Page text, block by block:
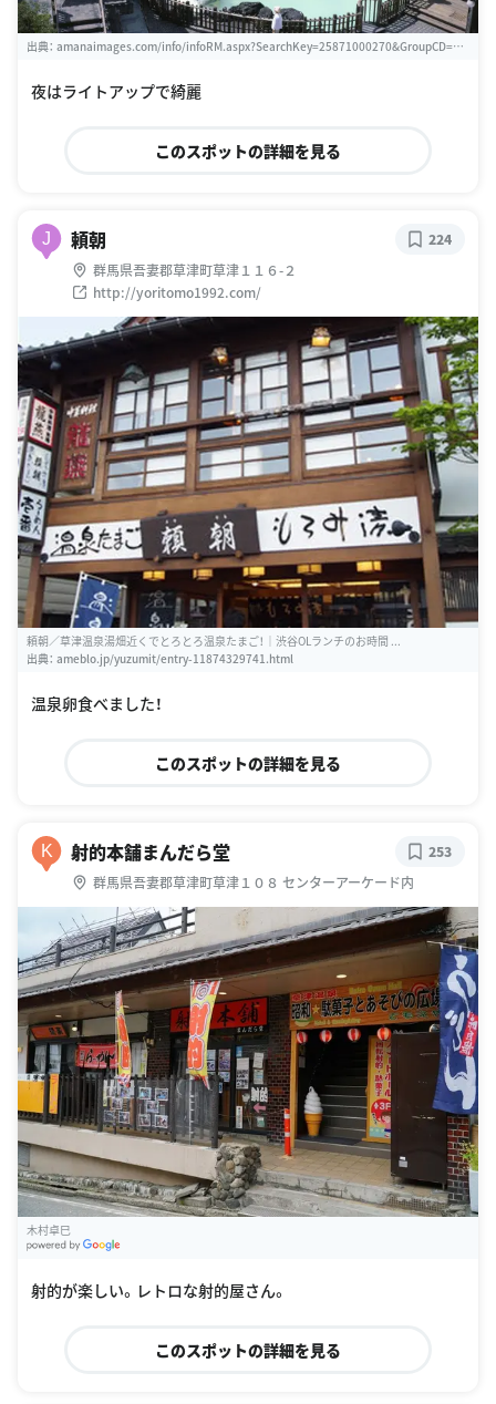
出典： amanaimages.com/info/infoRM.aspx?SearchKey=25871000270&GroupCD=0&
夜はライトアップで綺麗
このスポットの詳細を見る
J 頼朝
群馬県吾妻郡草津町草津１１６-２
http://yoritomo1992.com/
224
頼朝／草津温泉湯畑近くでとろとろ温泉たまご！｜渋谷OLランチのお時間 ...
出典： ameblo.jp/yuzumit/entry-11874329741.html
温泉卵食べました！
このスポットの詳細を見る
K 射的本舗まんだら堂
群馬県吾妻郡草津町草津１０８ センターアーケード内
253
木村卓巳
射的が楽しい。レトロな射的屋さん。
このスポットの詳細を見る